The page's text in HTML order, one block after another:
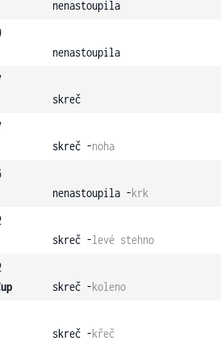
nenastoupila
nenastoupila
skreč
skreč -noha
nenastoupila -krk
skreč -levé stehno
skreč -koleno
skreč -křeč